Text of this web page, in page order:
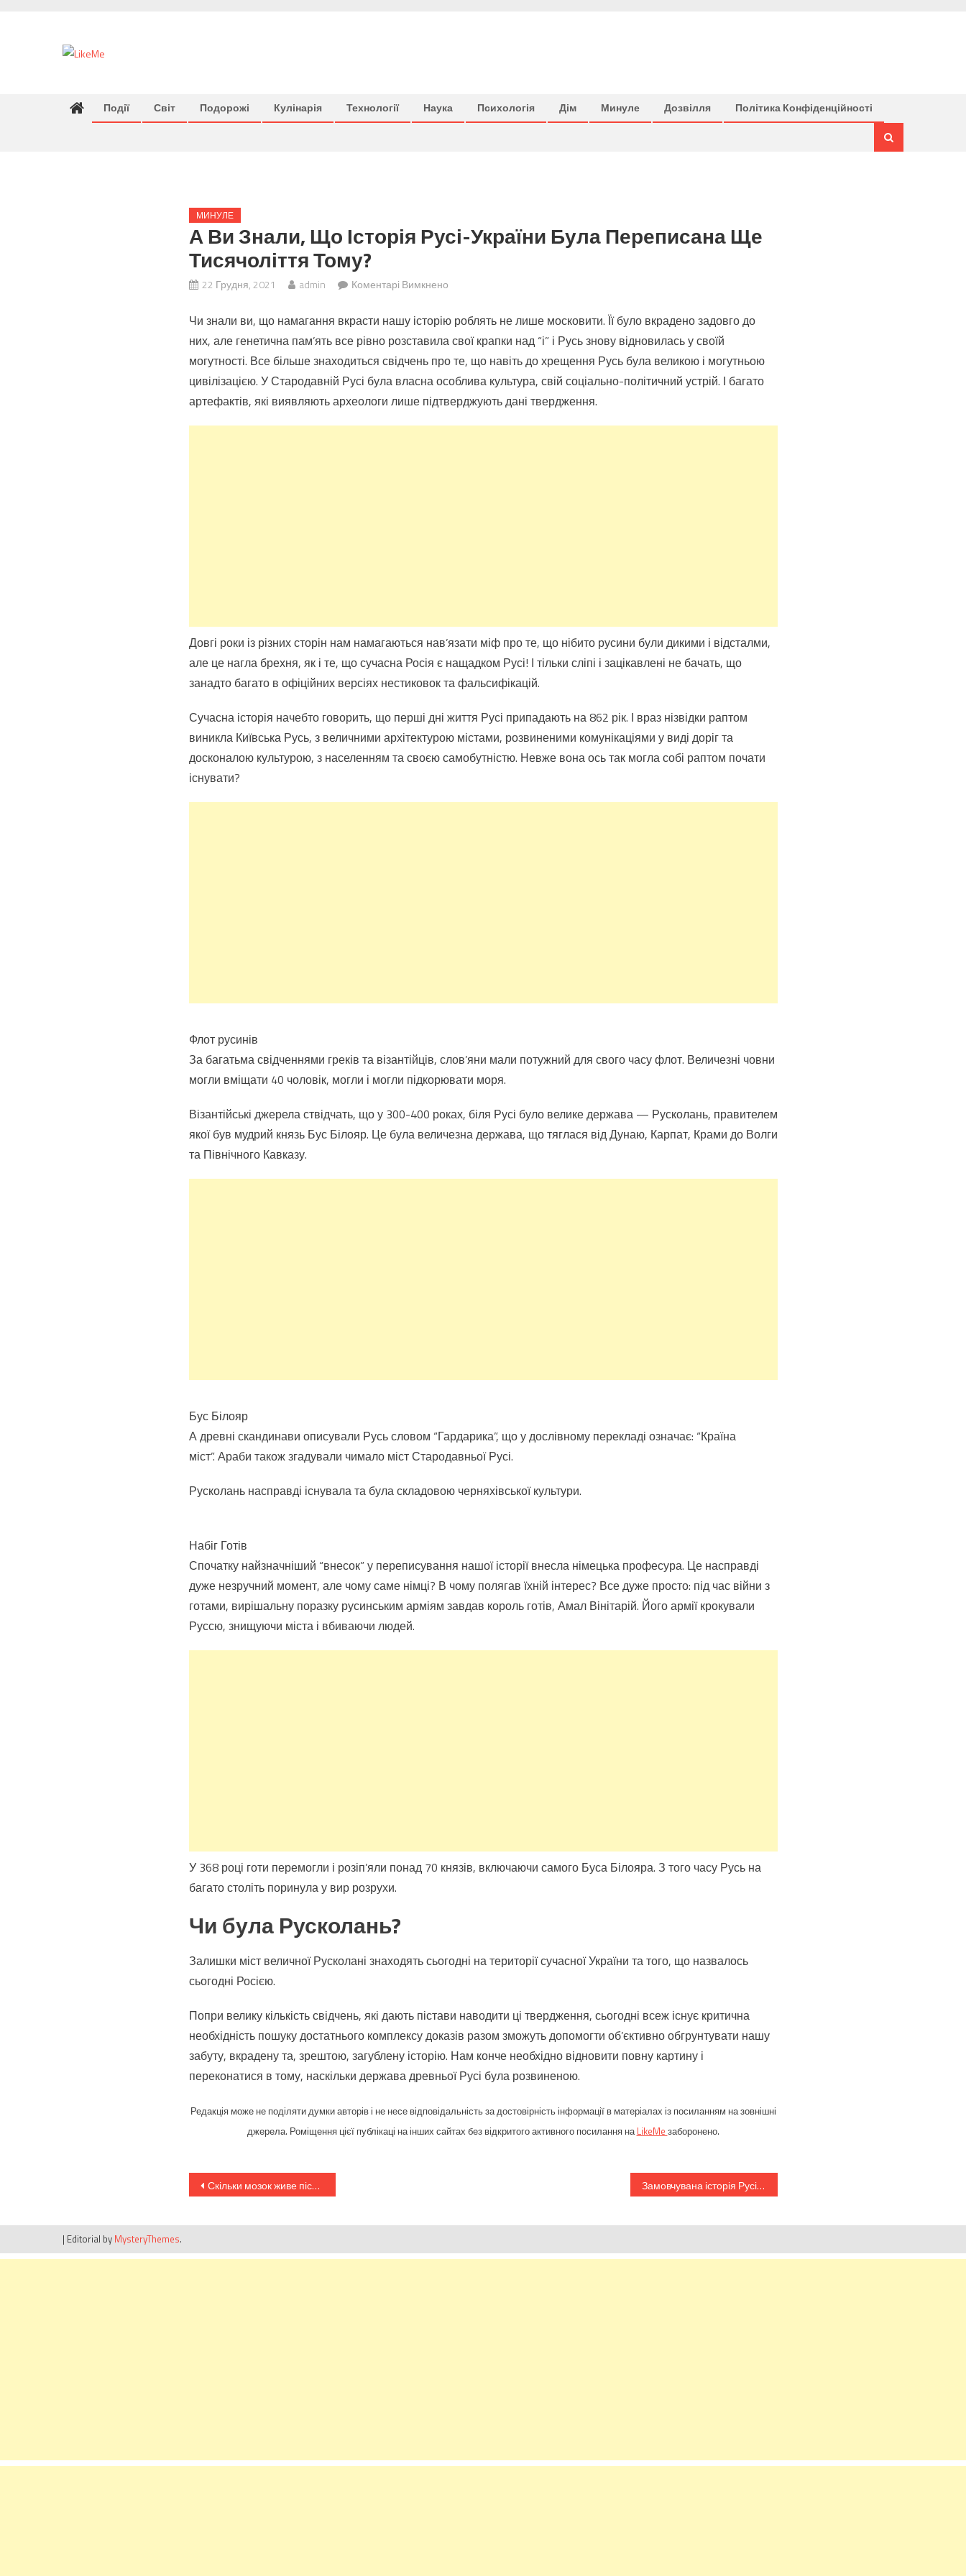
Події Світ Подорожі Кулінарія Технології Наука Психологія Дім Минуле Дозвілля Політика Конфіденційності
МИНУЛЕ
А Ви Знали, Що Історія Русі-України Була Переписана Ще
Тисячоліття Тому?
22 Грудня, 2021 admin Коментарі Вимкненодо
ви
знали,
що
історія
України
була
Чи знали ви, що намагання вкрасти нашу історію роблять не лише московити. Її було вкрадено задовго до
них, але генетична пам’ять все рівно розставила свої крапки над “і” і Русь знову відновилась у своїй
могутності. Все більше знаходиться свідчень про те, що навіть до хрещення Русь була великою і могутньою
цивілізацією. У Стародавній Русі була власна особлива культура, свій соціально-політичний устрій. І багато
артефактів, які виявляють археологи лише підтверджують дані твердження.
Довгі роки із різних сторін нам намагаються нав’язати міф про те, що нібито русини були дикими і відсталми,
але це нагла брехня, як і те, що сучасна Росія є нащадком Русі! І тільки сліпі і зацікавлені не бачать, що
занадто багато в офіційних версіях нестиковок та фальсифікацій.
Сучасна історія начебто говорить, що перші дні життя Русі припадають на 862 рік. І враз нізвідки раптом
виникла Київська Русь, з величними архітектурою містами, розвиненими комунікаціями у виді доріг та
досконалою культурою, з населенням та своєю самобутністю. Невже вона ось так могла собі раптом почати
існувати?
Флот русинів
За багатьма свідченнями греків та візантійців, слов’яни мали потужний для свого часу флот. Величезні човни
могли вміщати 40 чоловік, могли і могли підкорювати моря.
Візантійські джерела ствідчать, що у 300-400 роках, біля Русі було велике держава — Русколань, правителем
якої був мудрий князь Бус Білояр. Це була величезна держава, що тяглася від Дунаю, Карпат, Крами до Волги
та Північного Кавказу.
Бус Білояр
А древні скандинави описували Русь словом “Гардарика”, що у дослівному перекладі означає: “Країна
міст”. Араби також згадували чимало міст Стародавньої Русі.
Русколань насправді існувала та була складовою черняхівської культури.
Набіг Готів
Спочатку найзначніший “внесок” у переписування нашої історії внесла німецька професура. Це насправді
дуже незручний момент, але чому саме німці? В чому полягав їхній інтерес? Все дуже просто: під час війни з
готами, вирішальну поразку русинським арміям завдав король готів, Амал Вінітарій. Його армії крокували
Руссю, знищуючи міста і вбиваючи людей.
У 368 році готи перемогли і розіп’яли понад 70 князів, включаючи самого Буса Білояра. З того часу Русь на
багато століть поринула у вир розрухи.
Чи була Русколань?
Залишки міст величної Русколані знаходять сьогодні на території сучасної України та того, що назвалось
сьогодні Росією.
Попри велику кількість свідчень, які дають пістави наводити ці твердження, сьогодні всеж існує критична
необхідність пошуку достатнього комплексу доказів разом зможуть допомогти об’єктивно обгрунтувати нашу
забуту, вкрадену та, зрештою, загублену історію. Нам конче необхідно відновити повну картину і
переконатися в тому, наскільки держава древньої Русі була розвиненою.
Редакція може не поділяти думки авторів і не несе відповідальність за достовірність інформації в матеріалах із посиланням на зовнішні
джерела. Роміщення цієї публікаці на інших сайтах без відкритого активного посилання наLikeMe заборонено.
Навігація
Скільки мозок живе після кінця життя? Таємничі експерименти, які приголомшили вчених Замовчувана історія Русі. Деякі факти, що не в’яжуться
| Editorial by MysteryThemes.